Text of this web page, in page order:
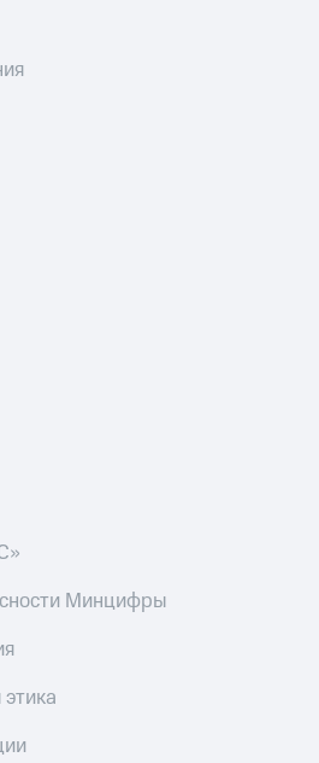
Минцифры